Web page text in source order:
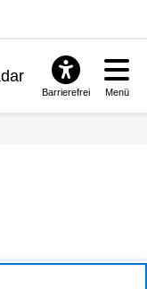
Barrierefrei Menü